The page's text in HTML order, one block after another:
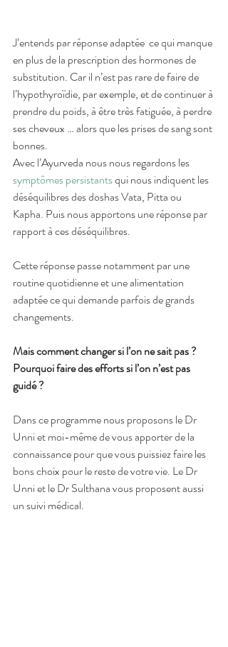
J’entends par réponse adaptée  ce qui manque
en plus de la prescription des hormones de
substitution. Car il n’est pas rare de faire de
l’hypothyroïdie, par exemple, et de continuer à
prendre du poids, à être très fatiguée, à perdre
ses cheveux … alors que les prises de sang sont
bonnes.
Avec l’Ayurveda nous nous regardons les
symptômes persistants qui nous indiquent les
déséquilibres des doshas Vata, Pitta ou
Kapha. Puis nous apportons une réponse par
rapport à ces déséquilibres.
Cette réponse passe notamment par une
routine quotidienne et une alimentation
adaptée ce qui demande parfois de grands
changements.
Mais comment changer si l’on ne sait pas ?
Pourquoi faire des efforts si l’on n’est pas
guidé ?
Dans ce programme nous proposons le Dr
Unni et moi-même de vous apporter de la
connaissance pour que vous puissiez faire les
bons choix pour le reste de votre vie. Le Dr
Unni et le Dr Sulthana vous proposent aussi
un suivi médical.